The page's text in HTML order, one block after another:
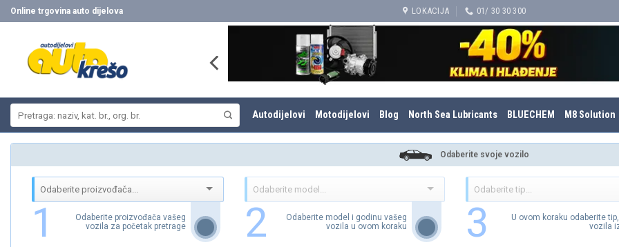
Skip
to
Online trgovina auto dijelova LOKACIJA 01/ 30 30 300
Autodijelovi Motodijelovi Blog North Sea Lubricants BLUECHEM M8 Solution
Odaberite svoje vozilo
1
Odaberite proizvođača vašeg
vozila za početak pretrage
2
Odaberite model i godinu vašeg
vozila u ovom koraku
3
U ovom koraku odaberite
vozila